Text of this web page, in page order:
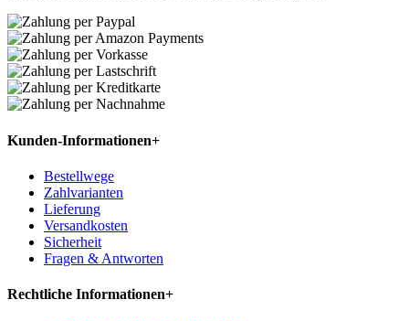
Kunden-Informationen+
Bestellwege
Zahlvarianten
Lieferung
Versandkosten
Sicherheit
Fragen & Antworten
Rechtliche Informationen+